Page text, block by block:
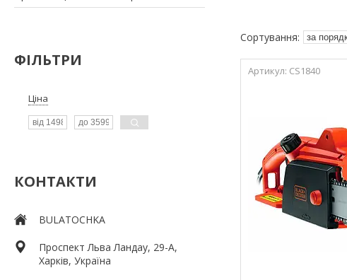
ФІЛЬТРИ
Ціна
КОНТАКТИ
BULATOCHKA
Проспект Льва Ландау, 29-А,
Харків, Україна
CS1840